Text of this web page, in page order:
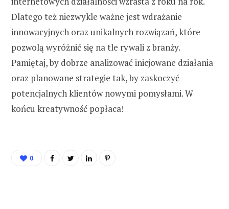
Dlatego też niezwykle ważne jest wdrażanie
innowacyjnych oraz unikalnych rozwiązań, które
pozwolą wyróżnić się na tle rywali z branży.
Pamiętaj, by dobrze analizować inicjowane działania
oraz planowane strategie tak, by zaskoczyć
potencjalnych klientów nowymi pomysłami. W
końcu kreatywność popłaca!
0